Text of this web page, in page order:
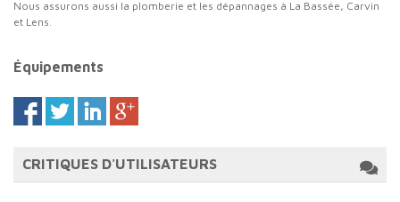
Nous assurons aussi la plomberie et les dépannages à La Bassée, Carvin
et Lens.
Équipements
CRITIQUES D'UTILISATEURS